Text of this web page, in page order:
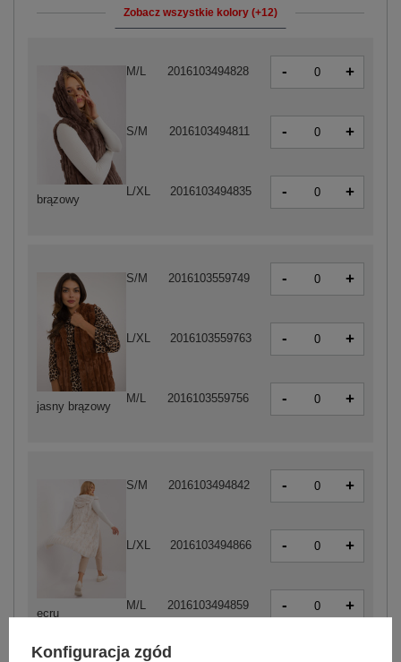
Zobacz wszystkie kolory (+12)
jasny brązowy
S/M 2016103559749 - +
L/XL 2016103559763 - +
M/L 2016103559756 - +
ecru
S/M 2016103494842 - +
L/XL 2016103494866 - +
M/L 2016103494859 - +
brązowy
M/L 2016103494828 - +
S/M 2016103494811 - +
L/XL 2016103494835 - +
Konfiguracja zgód